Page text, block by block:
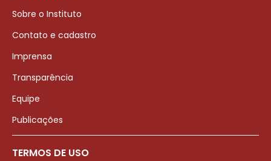
Sobre o Instituto
Contato e cadastro
Imprensa
Transparência
Equipe
Publicações
TERMOS DE USO